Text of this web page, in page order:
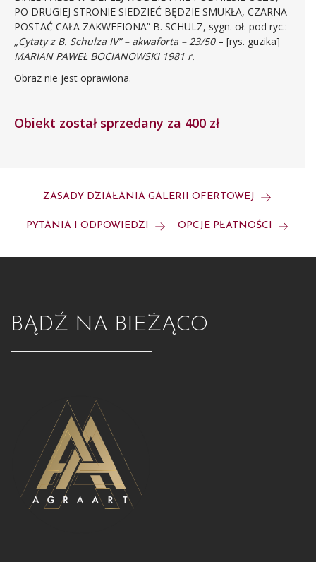
PO DRUGIEJ STRONIE SIEDZIEĆ BĘDZIE SMUKŁA, CZARNA
POSTAĆ CAŁA ZAKWEFIONA” B. SCHULZ, sygn. oł. pod ryc.:
„Cytaty z B. Schulza IV” – akwaforta – 23/50– [rys. guzika]
MARIAN PAWEŁ BOCIANOWSKI 1981 r.
Obraz nie jest oprawiona.
Obiekt został sprzedany za 400 zł
ZASADY DZIAŁANIA GALERII OFERTOWEJ
PYTANIA I ODPOWIEDZI OPCJE PŁATNOŚCI
BĄDŹ NA BIEŻĄCO